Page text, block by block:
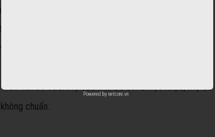
tay trái, gảy đàn bằng tay phải,
lại...
Rồi ba cưới mẹ của Phi. Ba đòi đi học nhạc, mẹ để
chuẩn.
Powered by netcore.vn